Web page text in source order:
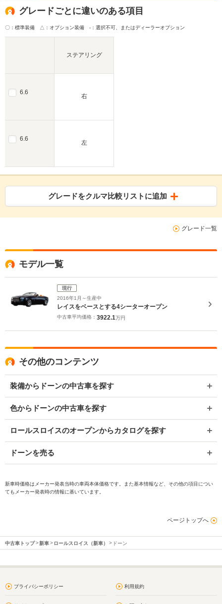
グレードごとに違いのある項目
〇：標準装備 △：オプション装備 -：選択不可、またはディーラーオプション
6.6
6.6
ステアリング
右
左
グレードをクルマ比較リストに追加
グレード一覧
モデル一覧
現行
2016年1月～生産中
レイスをベースとする4シーターオープン
中古車平均価格： 3922.1万円
その他のコンテンツ
装備からドーンの中古車を探す
色からドーンの中古車を探す
ロールスロイスのオープンからカタログを探す
ドーンを売る
新車時価格はメーカー発表当時の車両本体価格です。また基本情報など、その他の項目につい
てもメーカー発表時の情報に基いています。
ページトップへ
中古車トップ 新車 ロールスロイス（新車） ドーン
プライバシーポリシー 利用規約